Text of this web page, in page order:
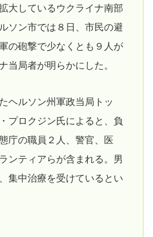
大しているウクライナ南部
ソン市では８日、市民の避
の砲撃で少なくとも９人が
当局者が明らかにした。
ヘルソン州軍政当局トッ
プロクジン氏によると、負
庁の職員２人、警官、医
ンティアらが含まれる。男
集中治療を受けているとい